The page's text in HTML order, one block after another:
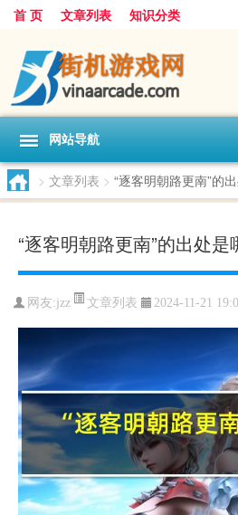
首 页 文章列表 知识分类
网站导航
> 文章列表 > “逐客明朝路更南”的
“逐客明朝路更南”的出处是
网友:jzz 文章列表 2024-11-21